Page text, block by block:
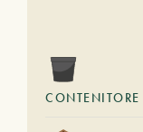
CONTENITORE